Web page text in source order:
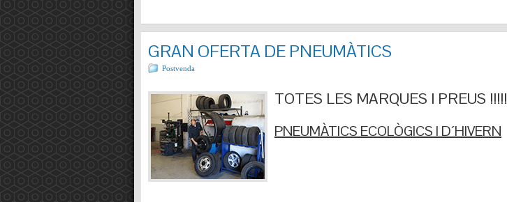
GRAN OFERTA DE PNEUMÀTICS
Postvenda
TOTES LES MARQUES I PREUS !!!!!
PNEUMÀTICS ECOLÒGICS I D´HIVERN